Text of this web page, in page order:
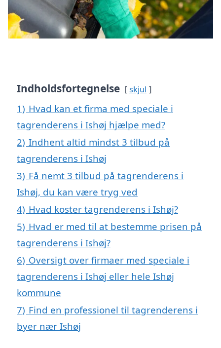
Indholdsfortegnelse skjul
1) Hvad kan et firma med speciale i
tagrenderens i Ishøj hjælpe med?
2) Indhent altid mindst 3 tilbud på
tagrenderens i Ishøj
3) Få nemt 3 tilbud på tagrenderens i
Ishøj, du kan være tryg ved
4) Hvad koster tagrenderens i Ishøj?
5) Hvad er med til at bestemme prisen på
tagrenderens i Ishøj?
6) Oversigt over firmaer med speciale i
tagrenderens i Ishøj eller hele Ishøj
kommune
7) Find en professionel til tagrenderens i
byer nær Ishøj